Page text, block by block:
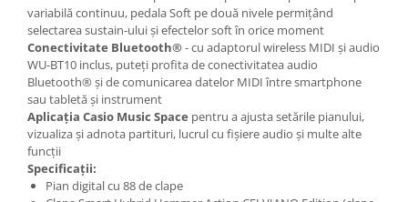
Instrumente traditionale
Tobe
Accesorii DJ
Accesorii Pick-up si Vinyl
Case-uri DJ
CD Playere DJ
Console DJ
variabilă continuu, pedala Soft pe două nivele permițând
selectarea sustain-ului și efectelor soft în orice moment
Conectivitate Bluetooth®- cu adaptorul wireless MIDI și audio
WU-BT10 inclus, puteți profita de conectivitatea audio
Bluetooth® și de comunicarea datelor MIDI între smartphone
sau tabletă și instrument
Aplicația Casio Music Space pentru a ajusta setările pianului,
vizualiza și adnota partituri, lucrul cu fișiere audio și multe alte
funcții
Specificații:
Pian digital cu 88 de clape